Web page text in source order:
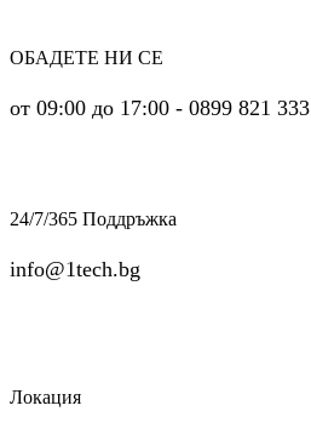
ОБАДЕТЕ НИ СЕ
от 09:00 до 17:00 - 0899 821 333
24/7/365 Поддръжка
info@1tech.bg
Локация